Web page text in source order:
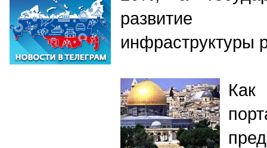
развитие
инфраструктуры